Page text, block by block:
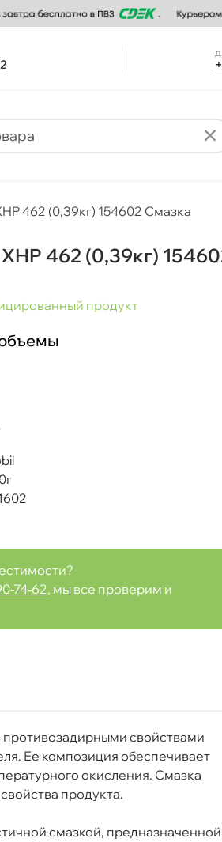
462 (0,39кг) 154602 Смазка
462 (0,39кг)
продукт
74-62, мы все проверим и
свойствами
Ее композиция обеспечивает
окисления. Смазка
продукта.
смазкой, предназначенной
2000₽) Срочная за 2 ч – 399 ₽